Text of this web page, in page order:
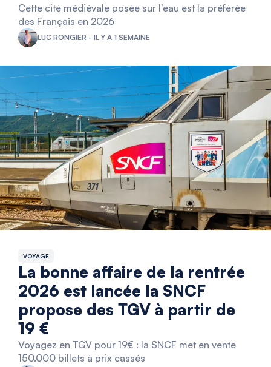
Cette cité médiévale posée sur l’eau est la préférée
des Français en 2026
LUC RONGIER - IL Y A 1 SEMAINE
VOYAGE
La bonne affaire de la rentrée
2026 est lancée la SNCF
propose des TGV à partir de
19 €
Voyagez en TGV pour 19€ : la SNCF met en vente
150.000 billets à prix cassés